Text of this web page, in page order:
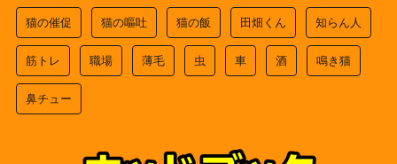
猫の催促 猫の嘔吐 猫の飯 田畑くん 知らん人
筋トレ 職場 薄毛 虫 車 酒 鳴き猫
鼻チュー